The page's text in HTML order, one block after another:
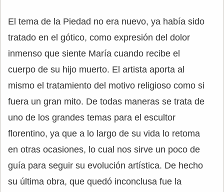
El tema de la Piedad no era nuevo, ya había sido
tratado en el gótico, como expresión del dolor
inmenso que siente María cuando recibe el
cuerpo de su hijo muerto. El artista aporta al
mismo el tratamiento del motivo religioso como si
fuera un gran mito. De todas maneras se trata de
uno de los grandes temas para el escultor
florentino, ya que a lo largo de su vida lo retoma
en otras ocasiones, lo cual nos sirve un poco de
guía para seguir su evolución artística. De hecho
su última obra, que quedó inconclusa fue la